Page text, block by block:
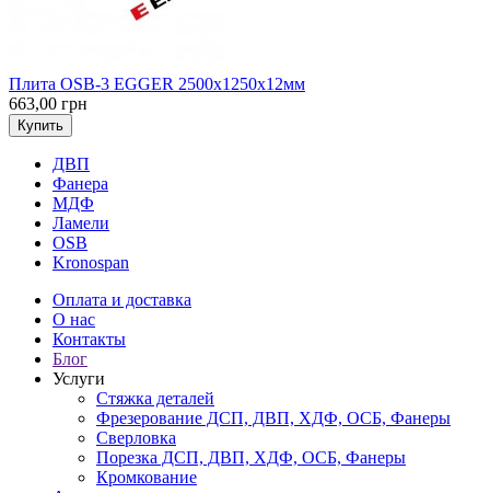
Плита OSB-3 EGGER 2500х1250х12мм
663,00 грн
Купить
ДВП
Фанера
МДФ
Ламели
OSB
Kronospan
Оплата и доставка
О нас
Контакты
Блог
Услуги
Стяжка деталей
Фрезерование ДСП, ДВП, ХДФ, ОСБ, Фанеры
Сверловка
Порезка ДСП, ДВП, ХДФ, ОСБ, Фанеры
Кромкование